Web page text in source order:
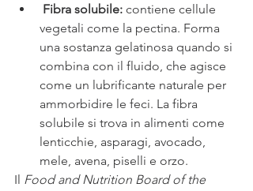
Fibra solubile: contiene cellule
vegetali come la pectina. Forma
una sostanza gelatinosa quando si
combina con il fluido, che agisce
come un lubrificante naturale per
ammorbidire le feci. La fibra
solubile si trova in alimenti come
lenticchie, asparagi, avocado,
mele, avena, piselli e orzo.
Il Food and Nutrition Board of the